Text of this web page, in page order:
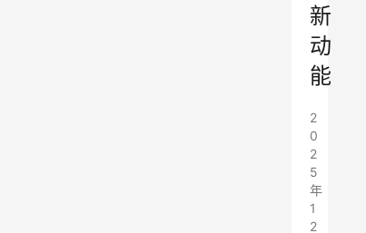
新
动
能
2
0
2
5
年
1
2